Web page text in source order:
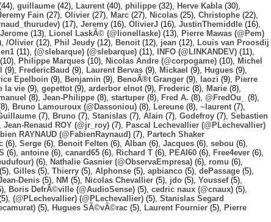
guillaume (42), Laurent (40), philippe (32), Herve Kabla (30),
Fain (27), Olivier (27), Marc (27), Nicolas (25), Christophe (22),
(17), Jeremy (16), OlivierJ (16), JustinThemiddle (16),
Jerome (13), Lionel LaskÃ© (@lionellaske) (13),
Pierre Mawas (@Pem)
/Olivier (12), Phil Jeudy (12), Benoit (12), jean (12),
Louis van Proosdij
(11), (@slebarque) (@slebarque) (11), INFO (@LINKANDEV) (11),
(10), Philippe Marques (10), Nicolas Andre (@corpogame) (10),
Michel
(9), FredericBaud (9), Laurent Bervas (9), Mickael (9), Hugues (9),
Epelboin (9), Benjamin (9), BenoÃ®t Granger (9), laozi (9),
Pierre
la vie (9), gepettot (9), arderbor elnot (9), Frederic (8), Marie (8),
(8), Jean-Philippe (8), startuper (8), Fred A. (8), @FredOu_
(8),
Bruno Lamouroux (@Dassoniou) (8), Lereune (8), ~laurent (7),
(7), Bruno (7), Stanislas (7), Alain (7), Godefroy (7), Sebastien
Jean-Renaud ROY (@jr_roy) (7),
Pascal Lechevallier (@PLechevallier)
RAYNAUD (@FabienRaynaud) (7),
Partech Shaker
(6), Serge (6), Benoit Felten (6), Alban (6), Jacques (6), sebou (6),
(6), antoine (6), canard65 (6), Richard T (6), PEAI60 (6), Free4ever (6),
(6), Nathalie Gasnier (@ObservaEmpresa) (6), romu (6),
(5), Gilles (5), Thierry (5), Alphonse (5), apbianco (5), dePassage (5),
Denis (5), NM (5), Nicolas Chevallier (5), jdo (5), Youssef(5),
Boris DefrÃ©ville (@AudioSense) (5), cedric naux (@cnaux) (5),
(@PLechevallier) (@PLechevallier) (5), Stanislas Segard
(5), Hugues SÃ©vÃ©rac (5), Laurent Fournier (5),
Pierre